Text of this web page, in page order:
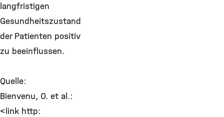
langfristigen
Gesundheitszustand
der Patienten positiv
zu beeinflussen.
Quelle:
Bienvenu, O. et al.:
<link http: